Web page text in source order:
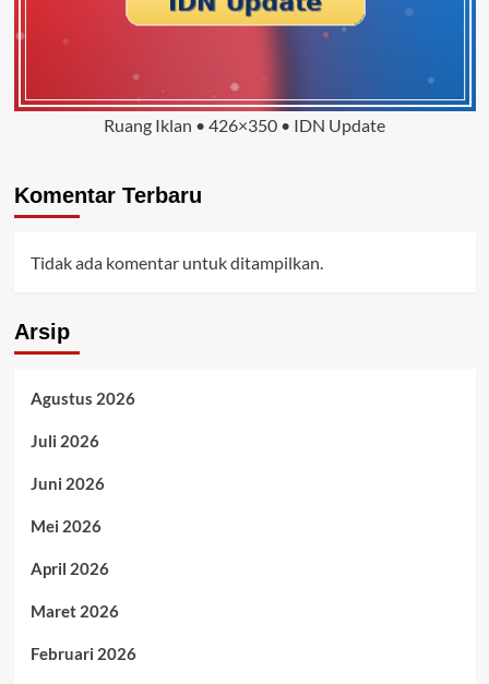
Ruang Iklan • 426×350 • IDN Update
Komentar Terbaru
Tidak ada komentar untuk ditampilkan.
Arsip
Agustus 2026
Juli 2026
Juni 2026
Mei 2026
April 2026
Maret 2026
Februari 2026